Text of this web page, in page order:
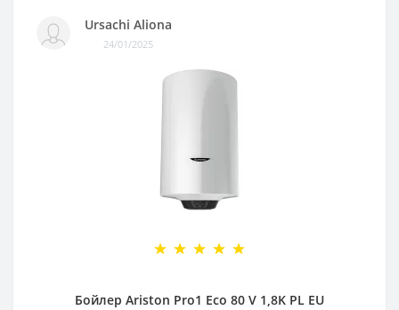
Ursachi Aliona
24/01/2025
Бойлер Ariston Pro1 Eco 80 V 1,8K PL EU